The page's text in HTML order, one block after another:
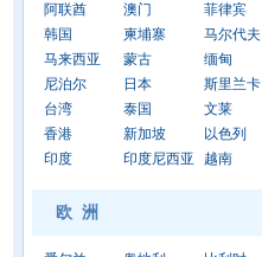
阿联酋 澳门
菲律宾
韩国
柬埔寨
马尔代夫
马来西亚
蒙古
缅甸
尼泊尔
日本
斯里兰卡
台湾
泰国
文莱
香港
新加坡
以色列
印度
印度尼西亚 越南
欧 洲